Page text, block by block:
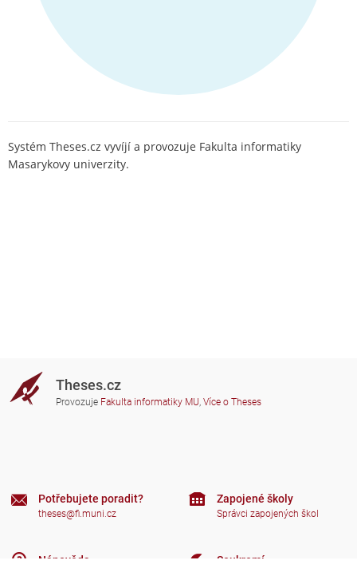
Systém Theses.cz vyvíjí a provozuje Fakulta informatiky
Masarykovy univerzity.
Theses.cz
Provozuje Fakulta informatiky MU, Více o Theses
Potřebujete poradit?
theses@fi.muni.cz
Nápověda
Zapojené školy
Správci zapojených škol
Soukromí